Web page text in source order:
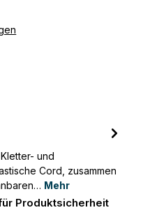
und
Cord, zusammen
Mehr
Produktsicherheit